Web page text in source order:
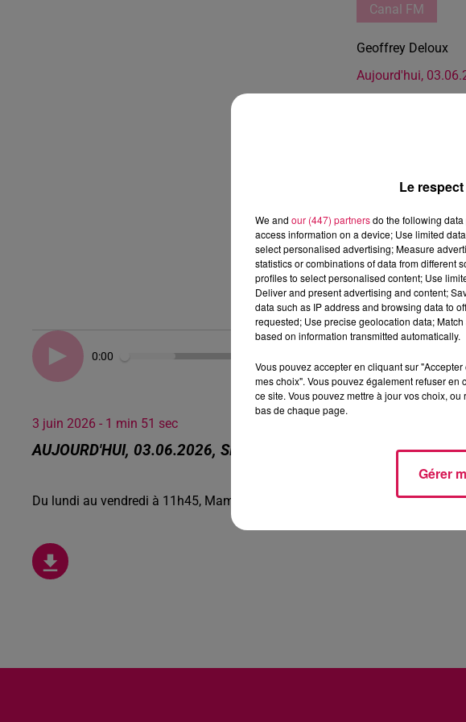
Canal FM
Geoffrey Deloux
Aujourd'hui,
0:00
3 juin 2026 - 1 min 51 sec
AUJOURD'HUI, 03.06.2026, SIROP DE COQUELICOT
Du lundi au vendredi à 11h45, Mamie Coquillette retrouve Geoffrey pour
Le
We and our (447) partnersdo the following
access information on a device; Use limited
select personalised advertising; Measure
statistics or combinations of data from different
profiles to select personalised content; Use
Deliver and present advertising and content;
data such as IP address and browsing data to
requested; Use precise geolocation data;
based on information transmitted automatically.
Vous pouvez accepter en cliquant sur
mes choix". Vous pouvez également refuser
ce site. Vous pouvez mettre à jour vos choix,
bas de chaque page.
Gérer